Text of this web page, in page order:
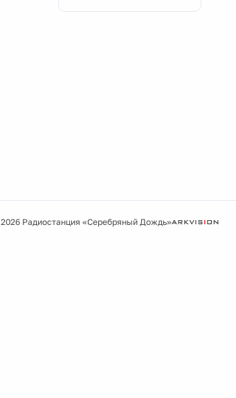
2026 Радиостанция «Серебряный Дождь»